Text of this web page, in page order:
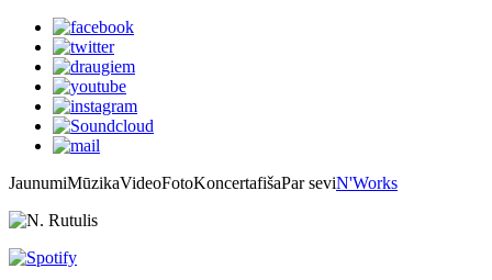
JaunumiMūzikaVideoFotoKoncertafišaPar seviN'Works